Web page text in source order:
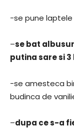
-se pune
–se bat
putina sare si
-se amesteca
budinca de
–dupa ce s-a